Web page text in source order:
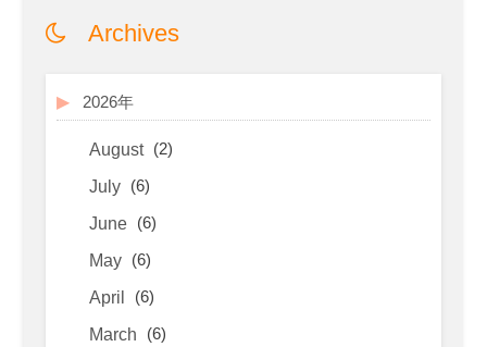
Archives
2026年
August (2)
July (6)
June (6)
May (6)
April (6)
March (6)